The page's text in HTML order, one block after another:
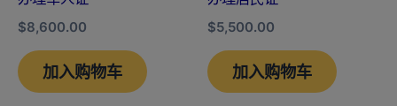
$8,600.00
加入购物车
$5,500.00
加入购物车